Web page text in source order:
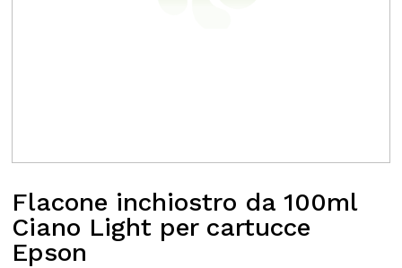
Flacone inchiostro da 100ml
Ciano Light per cartucce
Epson